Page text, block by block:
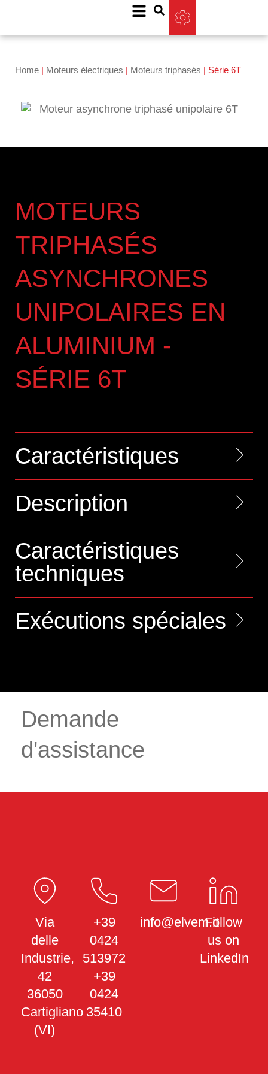
Home | Moteurs électriques | Moteurs triphasés | Série 6T
MOTEURS
TRIPHASÉS
ASYNCHRONES
UNIPOLAIRES EN
ALUMINIUM -
SÉRIE 6T
Caractéristiques
Description
Caractéristiques
techniques
Exécutions spéciales
Demande
d'assistance
Via
delle
Industrie,
42
36050
Cartigliano
(VI)
+39
0424
513972
+39
0424
35410
info@elvem.itFollow
us on
LinkedIn